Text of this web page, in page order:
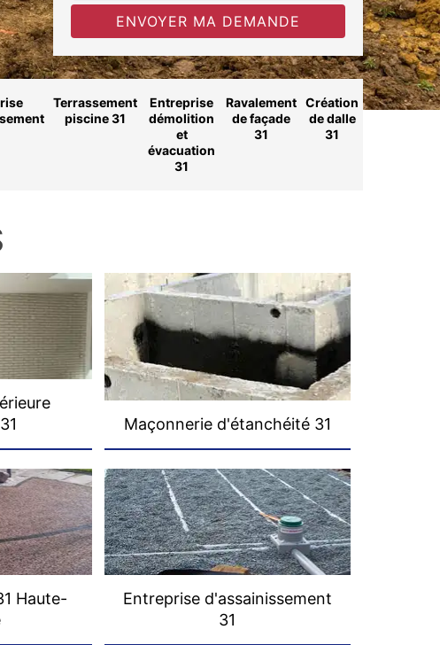
Terrassement
piscine 31
Entreprise
démolition
et
évacuation
31
Ravalement
de façade
31
Création
de dalle
31
Maçonnerie d'étanchéité 31
Haute-
Entreprise d'assainissement
31